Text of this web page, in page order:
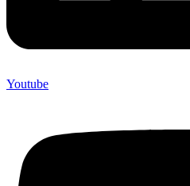
Youtube